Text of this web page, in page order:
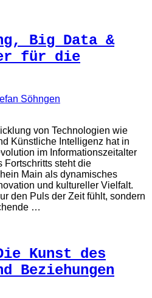
Big Data &
für die
Söhngen
von Technologien wie
Künstliche Intelligenz hat in
im Informationszeitalter
Fortschritts steht die
Main als dynamisches
und kultureller Vielfalt.
den Puls der Zeit fühlt, sondern
…
Kunst des
Beziehungen